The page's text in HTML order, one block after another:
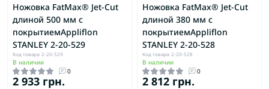
Ножовка FatMax® Jet-Cut
длиной 500 мм с
покрытиемAppliflon
STANLEY 2-20-529
Код товара: 2-20-529
В наличии
0
2 933 грн.
Ножовка FatMax® Jet-Cut
длиной 380 мм с
покрытиемAppliflon
STANLEY 2-20-528
Код товара: 2-20-528
В наличии
0
2 812 грн.